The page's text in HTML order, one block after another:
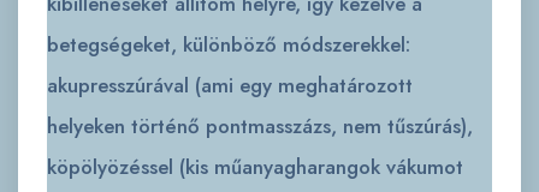
betegségeket, különböző módszerekkel:
akupresszúrával (ami egy meghatározott
helyeken történő pontmasszázs, nem tűszúrás),
köpölyözéssel (kis műanyagharangok vákumot